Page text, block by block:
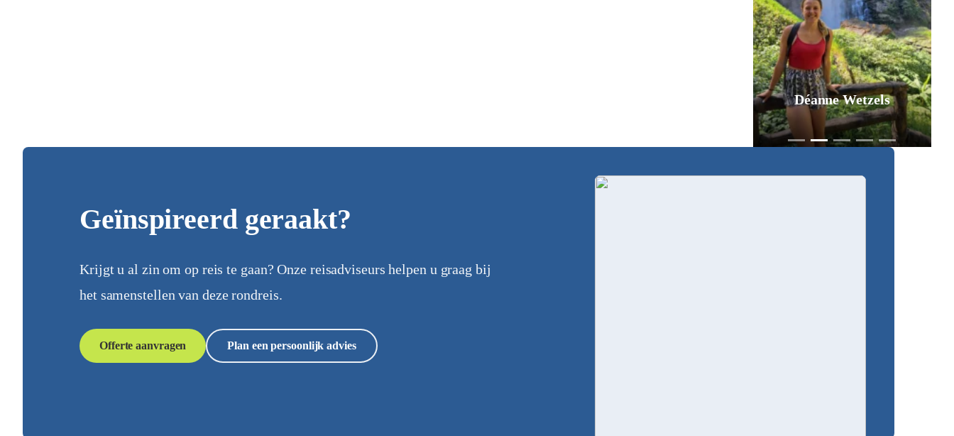
Déanne Wetzels
Geïnspireerd geraakt?
Krijgt u al zin om op reis te gaan? Onze reisadviseurs helpen u graag bij
het samenstellen van deze rondreis.
Offerte aanvragen Plan een persoonlijk advies